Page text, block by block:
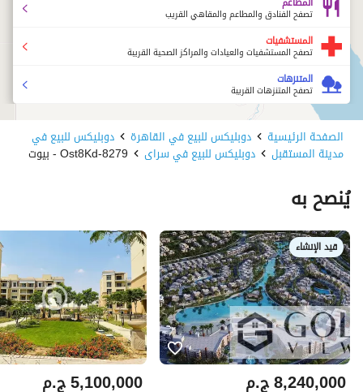
تصفح الفنادق والمطاعم والمقاهي القريب
المستشفيات
تصفح المستشفيات والعيادات والمراكز الصحية القريبة
المتنزهات
تصفح المتنزهات القريبة
الصفحة الرئيسية دوبليكس للبيع في القاهرة دوبليكس للبيع في
مدينة المستقبل دوبليكس للبيع في سراى 8279-Ost8Kd - بيوت
يُنصح به
قيد الإنشاء
ج.م8,240,000 ج.م5,100,000